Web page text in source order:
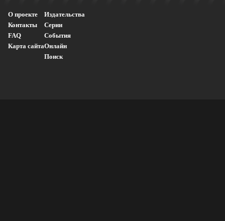
О проекте
Контакты
FAQ
Карта сайта
Издательства
Серии
События
Онлайн
Поиск